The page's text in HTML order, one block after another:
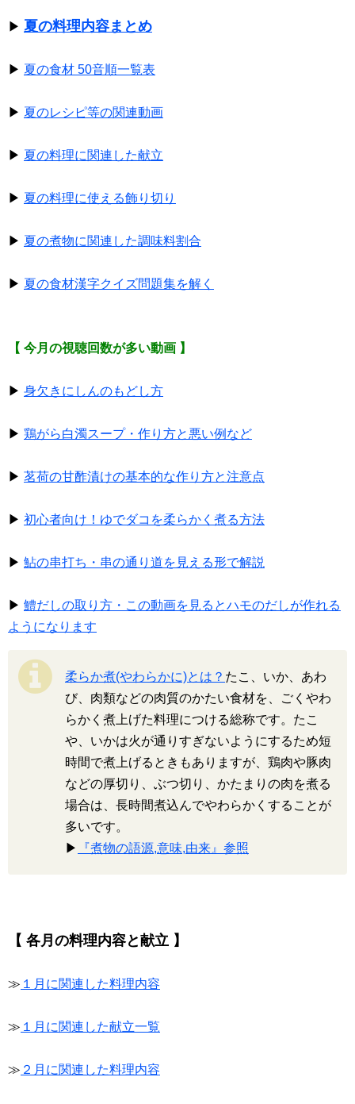
▶ 夏の料理内容まとめ
▶ 夏の食材 50音順一覧表
▶ 夏のレシピ等の関連動画
▶ 夏の料理に関連した献立
▶ 夏の料理に使える飾り切り
▶ 夏の煮物に関連した調味料割合
▶ 夏の食材漢字クイズ問題集を解く
【 今月の視聴回数が多い動画 】
▶ 身欠きにしんのもどし方
▶ 鶏がら白濁スープ・作り方と悪い例など
▶ 茗荷の甘酢漬けの基本的な作り方と注意点
▶ 初心者向け！ゆでダコを柔らかく煮る方法
▶ 鮎の串打ち・串の通り道を見える形で解説
▶ 鱧だしの取り方・この動画を見るとハモのだしが作れる
ようになります
柔らか煮(やわらかに)とは？ たこ、いか、あわ
び、肉類などの肉質のかたい食材を、ごくやわ
らかく煮上げた料理につける総称です。たこ
や、いかは火が通りすぎないようにするため短
時間で煮上げるときもありますが、鶏肉や豚肉
などの厚切り、ぶつ切り、かたまりの肉を煮る
場合は、長時間煮込んでやわらかくすることが
多いです。
▶
『煮物の語源,意味,由来』参照
【 各月の料理内容と献立 】
≫ １月に関連した料理内容
≫ １月に関連した献立一覧
≫ ２月に関連した料理内容